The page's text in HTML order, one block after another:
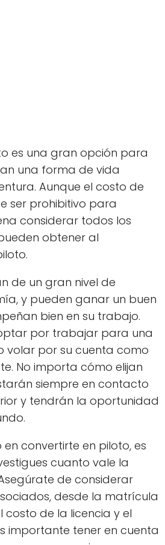
es una gran opción para
una forma de vida
Aunque el costo de
ser prohibitivo para
considerar todos los
obtener al
de un gran nivel de
y pueden ganar un buen
bien en su trabajo.
por trabajar para una
volar por su cuenta como
No importa cómo elijan
siempre en contacto
y tendrán la oportunidad
en convertirte en piloto, es
cuanto vale la
de considerar
desde la matrícula
costo de la licencia y el
importante tener en cuenta